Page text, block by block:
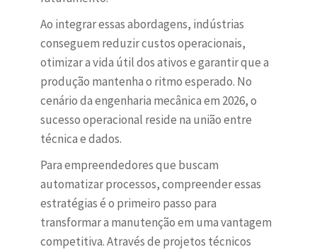
Ao integrar essas abordagens, indústrias
conseguem reduzir custos operacionais,
otimizar a vida útil dos ativos e garantir que a
produção mantenha o ritmo esperado. No
cenário da engenharia mecânica em 2026, o
sucesso operacional reside na união entre
técnica e dados.
Para empreendedores que buscam
automatizar processos, compreender essas
estratégias é o primeiro passo para
transformar a manutenção em uma vantagem
competitiva. Através de projetos técnicos